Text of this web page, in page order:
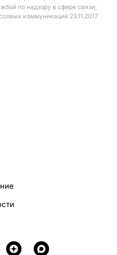
по надзору в сфере связи,
коммуникаций 23.11.2017